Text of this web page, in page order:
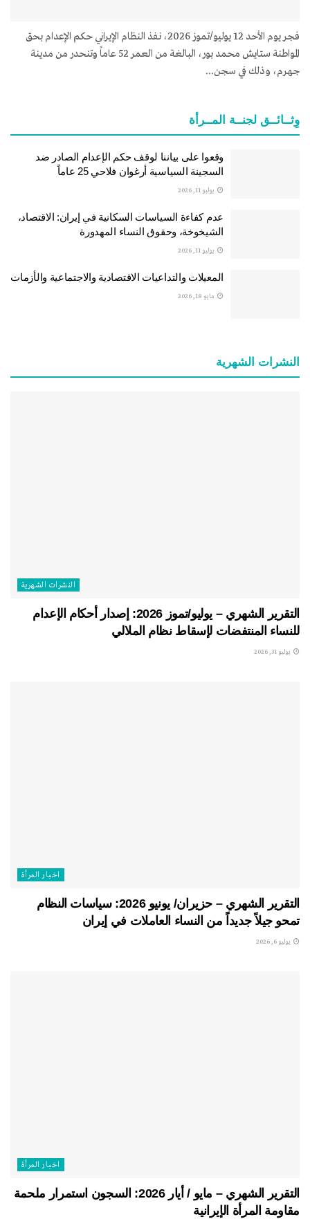
فجر يوم الأحد 12 يوليو/تموز 2026، نفذ النظام الإيراني حكم الإعدام بحق
المواطنة ستايش محمد بور، البالغة من العمر 52 عاماً وتنحدر من مدينة
جهرم، وذلك في سجن...
وِثــائــق لجنــة المــرأة
وقعوا على بياننا لوقف حكم الإعدام الصادر ضد
السجينة السياسية أرغوان فلاحي 25 عاماً
يوليو 11, 2026
عدم كفاءة السياسات السكانية في إيران: الاقتصاد،
الشيخوخة، وحقوق النساء المهدورة
يوليو 11, 2026
المعيلات والتداعيات الاقتصادية والاجتماعية والأزمات
مايو 18, 2026
النشرات الشهریة
النشرات الشهریة
التقرير الشهري – يوليو/تموز 2026: إصدار أحكام الإعدام
للنساء المنتفضات لإسقاط نظام الملالي
يوليو 31, 2026
اخبار المرأة
التقرير الشهري – حزيران/ يونيو 2026: سياسات النظام
تمحو جيلاً جديداً من النساء العاملات في إيران
يوليو 6, 2026
اخبار المرأة
التقرير الشهري – مايو / أيار 2026: السجون استمرار ملحمة
مقاومة المرأة الإيرانية